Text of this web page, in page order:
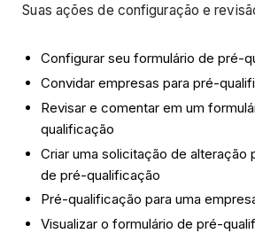
Suas ações de configuração e
Configurar seu formulário de pré-
Convidar empresas para pré-
Revisar e comentar em um
qualificação
Criar uma solicitação de alteração
de pré-qualificação
Pré-qualificação para uma
Visualizar o formulário de pré-